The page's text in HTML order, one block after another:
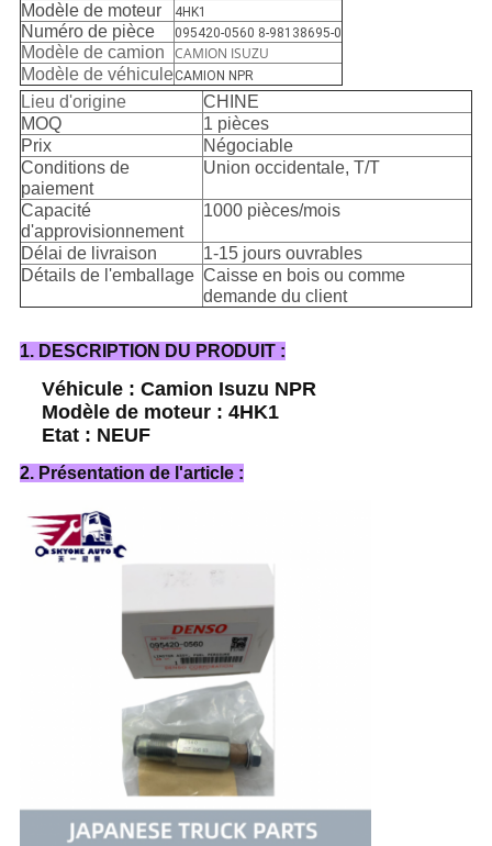
Modèle de moteur 4HK1
Numéro de pièce 095420-0560 8-98138695-0
Modèle de camion CAMION ISUZU
Modèle de véhiculeCAMION NPR
Lieu d'origine
CHINE
MOQ
1 pièces
Prix
Négociable
Conditions de
paiement
Union occidentale, T/T
Capacité
d'approvisionnement
1000 pièces/mois
Délai de livraison
1-15 jours ouvrables
Détails de l'emballage Caisse en bois ou comme
demande du client
1. DESCRIPTION DU PRODUIT :
Véhicule : Camion Isuzu NPR
Modèle de moteur : 4HK1
Etat : NEUF
2. Présentation de l'article :